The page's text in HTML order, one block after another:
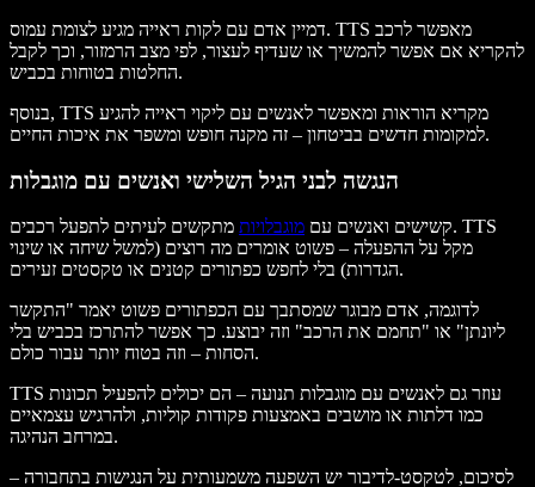
דמיין אדם עם לקות ראייה מגיע לצומת עמוס. TTS מאפשר לרכב
להקריא אם אפשר להמשיך או שעדיף לעצור, לפי מצב הרמזור, וכך לקבל
החלטות בטוחות בכביש.
בנוסף, TTS מקריא הוראות ומאפשר לאנשים עם ליקוי ראייה להגיע
למקומות חדשים בביטחון – זה מקנה חופש ומשפר את איכות החיים.
הנגשה לבני הגיל השלישי ואנשים עם מוגבלות
קשישים ואנשים עם מוגבלויות מתקשים לעיתים לתפעל רכבים. TTS
מקל על ההפעלה – פשוט אומרים מה רוצים (למשל שיחה או שינוי
הגדרות) בלי לחפש כפתורים קטנים או טקסטים זעירים.
לדוגמה, אדם מבוגר שמסתבך עם הכפתורים פשוט יאמר "התקשר
ליונתן" או "תחמם את הרכב" וזה יבוצע. כך אפשר להתרכז בכביש בלי
הסחות – וזה בטוח יותר עבור כולם.
TTS עוזר גם לאנשים עם מוגבלות תנועה – הם יכולים להפעיל תכונות
כמו דלתות או מושבים באמצעות פקודות קוליות, ולהרגיש עצמאיים
במרחב הנהיגה.
לסיכום, לטקסט‑לדיבור יש השפעה משמעותית על הנגישות בתחבורה –